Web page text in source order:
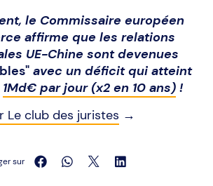
le Commissaire européen
affirme que les relations
UE-Chine sont devenues
avec un déficit qui atteint
1Md€ par jour (x2 en 10 ans) !
Le club des juristes →
sur